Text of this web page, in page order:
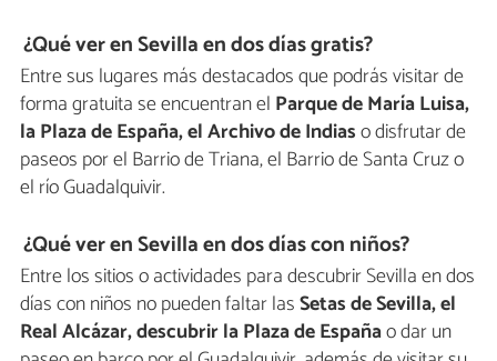
¿Qué ver en Sevilla en dos días gratis?
Entre sus lugares más destacados que podrás visitar de
forma gratuita se encuentran el Parque de María Luisa,
la Plaza de España, el Archivo de Indiaso disfrutar de
paseos por el Barrio de Triana, el Barrio de Santa Cruz o
el río Guadalquivir.
¿Qué ver en Sevilla en dos días con niños?
Entre los sitios o actividades para descubrir Sevilla en dos
días con niños no pueden faltar lasSetas de Sevilla, el
Real Alcázar, descubrir la Plaza de Españao dar un